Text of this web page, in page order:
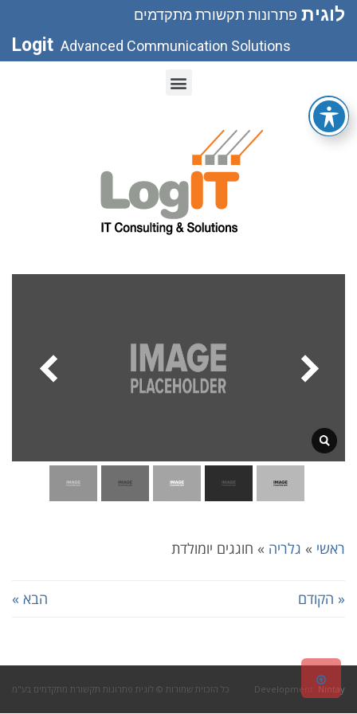
פתרונות תקשורת מתקדמים לוגית
Logit Advanced Communication Solutions
ראשי » גלריה » חוגגים יומולדת
« הקודם הבא »
Development: Nintay כל הזכוית שמורות © לוגית פתרונות תקשורת מתקדמים בע"מ גלילה
לראש